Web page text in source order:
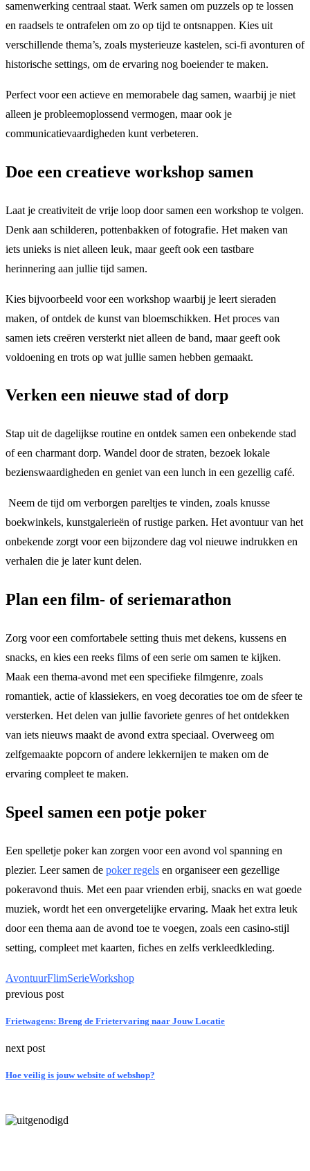
samenwerking centraal staat. Werk samen om puzzels op te lossen
en raadsels te ontrafelen om zo op tijd te ontsnappen. Kies uit
verschillende thema’s, zoals mysterieuze kastelen, sci-fi avonturen of
historische settings, om de ervaring nog boeiender te maken.
Perfect voor een actieve en memorabele dag samen, waarbij je niet
alleen je probleemoplossend vermogen, maar ook je
communicatievaardigheden kunt verbeteren.
Doe een creatieve workshop samen
Laat je creativiteit de vrije loop door samen een workshop te volgen.
Denk aan schilderen, pottenbakken of fotografie. Het maken van
iets unieks is niet alleen leuk, maar geeft ook een tastbare
herinnering aan jullie tijd samen.
Kies bijvoorbeeld voor een workshop waarbij je leert sieraden
maken, of ontdek de kunst van bloemschikken. Het proces van
samen iets creëren versterkt niet alleen de band, maar geeft ook
voldoening en trots op wat jullie samen hebben gemaakt.
Verken een nieuwe stad of dorp
Stap uit de dagelijkse routine en ontdek samen een onbekende stad
of een charmant dorp. Wandel door de straten, bezoek lokale
bezienswaardigheden en geniet van een lunch in een gezellig café.
Neem de tijd om verborgen pareltjes te vinden, zoals knusse
boekwinkels, kunstgalerieën of rustige parken. Het avontuur van het
onbekende zorgt voor een bijzondere dag vol nieuwe indrukken en
verhalen die je later kunt delen.
Plan een film- of seriemarathon
Zorg voor een comfortabele setting thuis met dekens, kussens en
snacks, en kies een reeks films of een serie om samen te kijken.
Maak een thema-avond met een specifieke filmgenre, zoals
romantiek, actie of klassiekers, en voeg decoraties toe om de sfeer te
versterken. Het delen van jullie favoriete genres of het ontdekken
van iets nieuws maakt de avond extra speciaal. Overweeg om
zelfgemaakte popcorn of andere lekkernijen te maken om de
ervaring compleet te maken.
Speel samen een potje poker
Een spelletje poker kan zorgen voor een avond vol spanning en
plezier. Leer samen de poker regels en organiseer een gezellige
pokeravond thuis. Met een paar vrienden erbij, snacks en wat goede
muziek, wordt het een onvergetelijke ervaring. Maak het extra leuk
door een thema aan de avond toe te voegen, zoals een casino-stijl
setting, compleet met kaarten, fiches en zelfs verkleedkleding.
AvontuurFlimSerieWorkshop
previous post
Frietwagens: Breng de Frietervaring naar Jouw Locatie
next post
Hoe veilig is jouw website of webshop?